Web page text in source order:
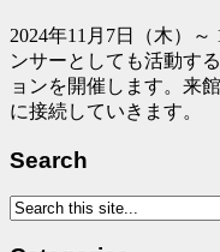
2024年11月7日（木）
ンサーとしても活動す
ョンを開催します。来
に接続していきます。
Search